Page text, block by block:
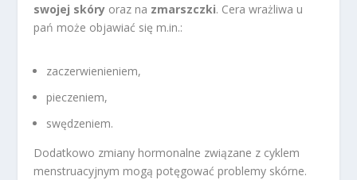
swojej skóry oraz na zmarszczki. Cera wrażliwa u
pań może objawiać się m.in.:
zaczerwienieniem,
pieczeniem,
swędzeniem.
Dodatkowo zmiany hormonalne związane z cyklem
menstruacyjnym mogą potęgować problemy skórne.